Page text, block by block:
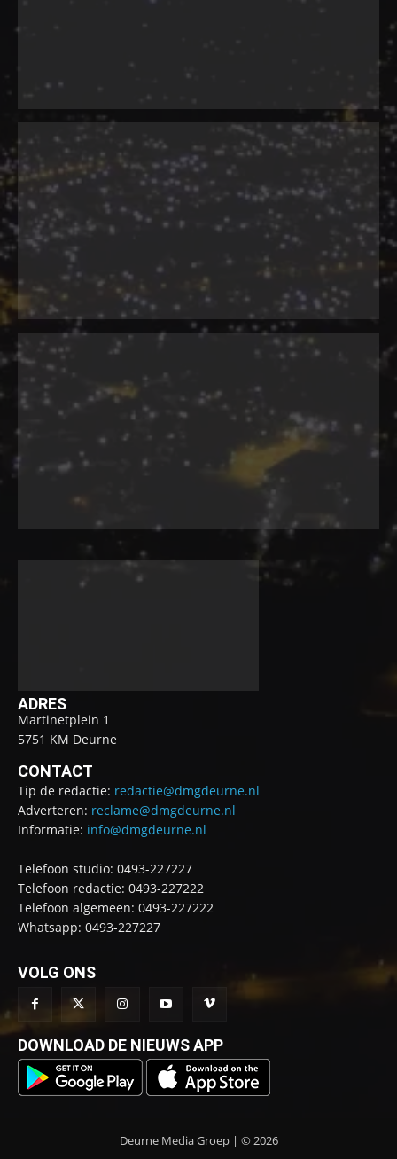
ADRES
Martinetplein 1
5751 KM Deurne
CONTACT
Tip de redactie: redactie@dmgdeurne.nl
Adverteren: reclame@dmgdeurne.nl
Informatie: info@dmgdeurne.nl
Telefoon studio: 0493-227227
Telefoon redactie: 0493-227222
Telefoon algemeen: 0493-227222
Whatsapp: 0493-227227
VOLG ONS
DOWNLOAD DE NIEUWS APP
Deurne Media Groep | © 2026